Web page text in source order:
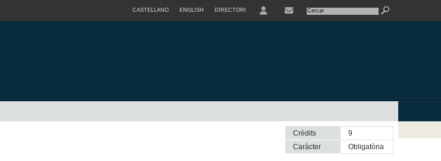
CASTELLANO ENGLISH DIRECTORI
Crèdits
9
Caràcter
obligatòria